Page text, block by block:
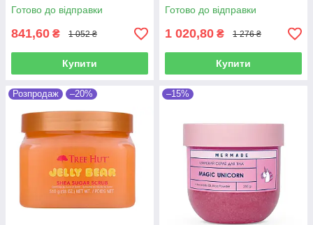
Готово до відправки
841,60 ₴ 1 052 ₴
Купити
Готово до відправки
1 020,80 ₴ 1 276 ₴
Купити
Розпродаж –20% –15%